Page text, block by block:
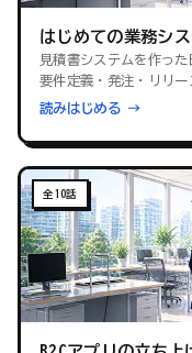
はじめての業務シ
見積書システムを作っ
要件定義・発注・リリー
読みはじめる →
全10話